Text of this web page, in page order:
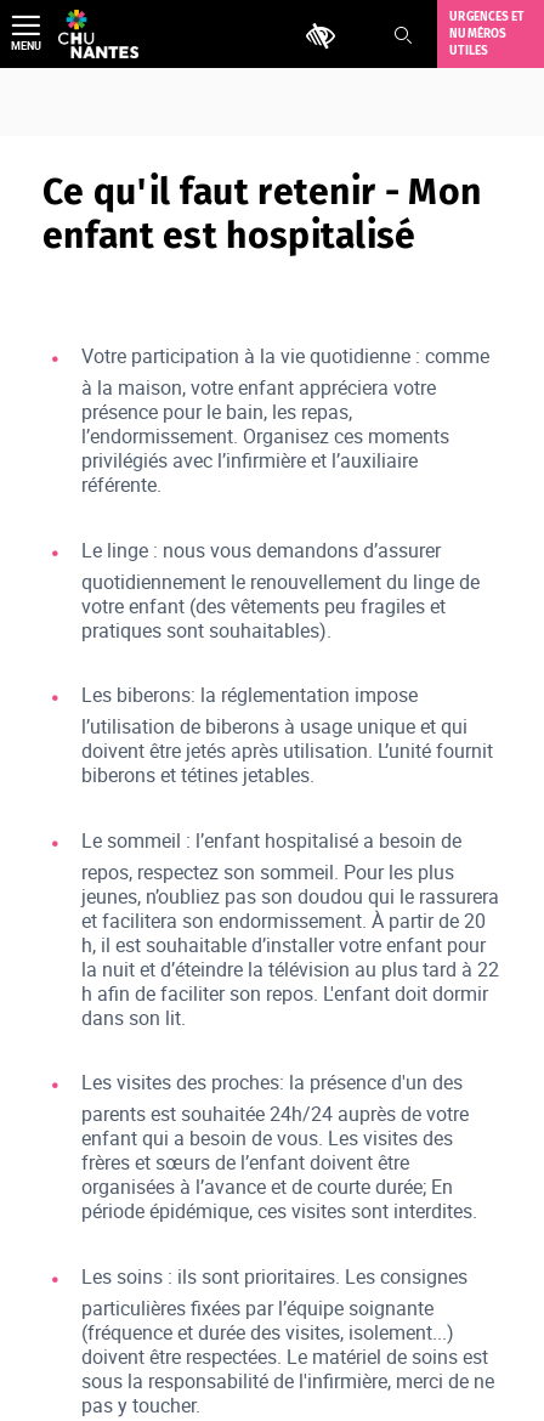
Aller
au
contenu
Outils d'accessibilité
URGENCES ET
NUMÉROS
UTILES
MENU
Ce qu'il faut retenir - Mon
enfant est hospitalisé
Votre participation à la vie quotidienne : comme
à la maison, votre enfant appréciera votre
présence pour le bain, les repas,
l’endormissement. Organisez ces moments
privilégiés avec l’infirmière et l’auxiliaire
référente.
Le linge : nous vous demandons d’assurer
quotidiennement le renouvellement du linge de
votre enfant (des vêtements peu fragiles et
pratiques sont souhaitables).
Les biberons: la réglementation impose
l’utilisation de biberons à usage unique et qui
doivent être jetés après utilisation. L’unité fournit
biberons et tétines jetables.
Le sommeil : l’enfant hospitalisé a besoin de
repos, respectez son sommeil. Pour les plus
jeunes, n’oubliez pas son doudou qui le rassurera
et facilitera son endormissement. À partir de 20
h, il est souhaitable d’installer votre enfant pour
la nuit et d’éteindre la télévision au plus tard à 22
h afin de faciliter son repos. L'enfant doit dormir
dans son lit.
Les visites des proches: la présence d'un des
parents est souhaitée 24h/24 auprès de votre
enfant qui a besoin de vous. Les visites des
frères et sœurs de l’enfant doivent être
organisées à l’avance et de courte durée; En
période épidémique, ces visites sont interdites.
Les soins : ils sont prioritaires. Les consignes
particulières fixées par l’équipe soignante
(fréquence et durée des visites, isolement...)
doivent être respectées. Le matériel de soins est
sous la responsabilité de l'infirmière, merci de ne
pas y toucher.